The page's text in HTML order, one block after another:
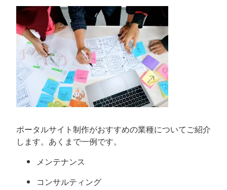
ポータルサイト制作がおすすめの業種についてご紹介
します。あくまで一例です。
メンテナンス
コンサルティング